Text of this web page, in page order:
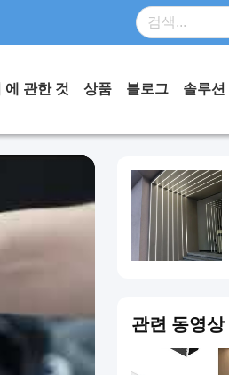
에 관한 것 상품 블로그 솔루션
관련 동영상